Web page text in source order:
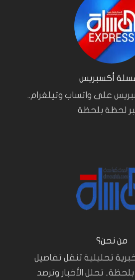
أكسبريس
على واتساب وتيلغرام..
لحظة بلحظة
من نحن؟
تحليلية تنقل تفاصيل
تحلل الأخبار وترصد